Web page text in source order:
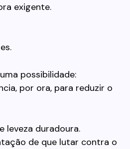
exigente.
possibilidade:
por ora, para reduzir o
leveza duradoura.
de que lutar contra o